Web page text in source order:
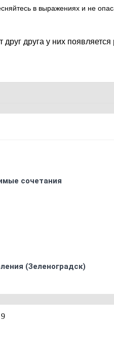
в выражениях и не
друга у них
сочетания
(Зеленоградск)